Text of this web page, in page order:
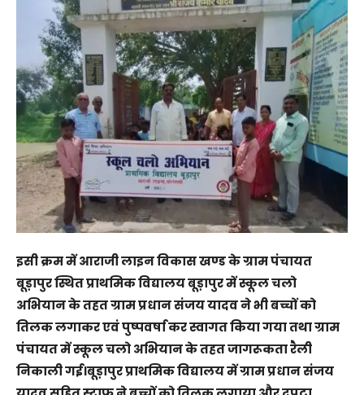
इसी क्रम में आराजी लाइन विकास खण्ड के ग्राम पंचायत
बूड़ापुर स्थित प्राथमिक विद्यालय बूड़ापुर में स्कूल चलो
अभियान के तहत ग्राम प्रधान संजय यादव ने भी बच्चों को
तिलक लगाकर एवं पुष्पवर्षा कर स्वागत किया गया तथा ग्राम
पंचायत में स्कूल चलो अभियान के तहत जागरूकता रैली
निकाली गई।बूड़ापुर प्राथमिक विद्यालय में ग्राम प्रधान संजय